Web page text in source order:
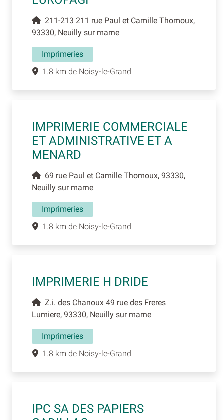
211-213 211 rue Paul et Camille Thomoux,
93330, Neuilly sur marne
Imprimeries
1.8 km de Noisy-le-Grand
IMPRIMERIE COMMERCIALE
ET ADMINISTRATIVE ET A
MENARD
69 rue Paul et Camille Thomoux, 93330,
Neuilly sur marne
Imprimeries
1.8 km de Noisy-le-Grand
IMPRIMERIE H DRIDE
Z.i. des Chanoux 49 rue des Freres
Lumiere, 93330, Neuilly sur marne
Imprimeries
1.8 km de Noisy-le-Grand
IPC SA DES PAPIERS